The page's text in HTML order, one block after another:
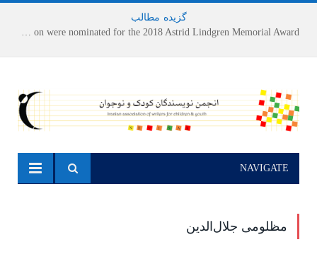
گزیده مطالب
NAVIGATE
مظلومی جلال‌الدین